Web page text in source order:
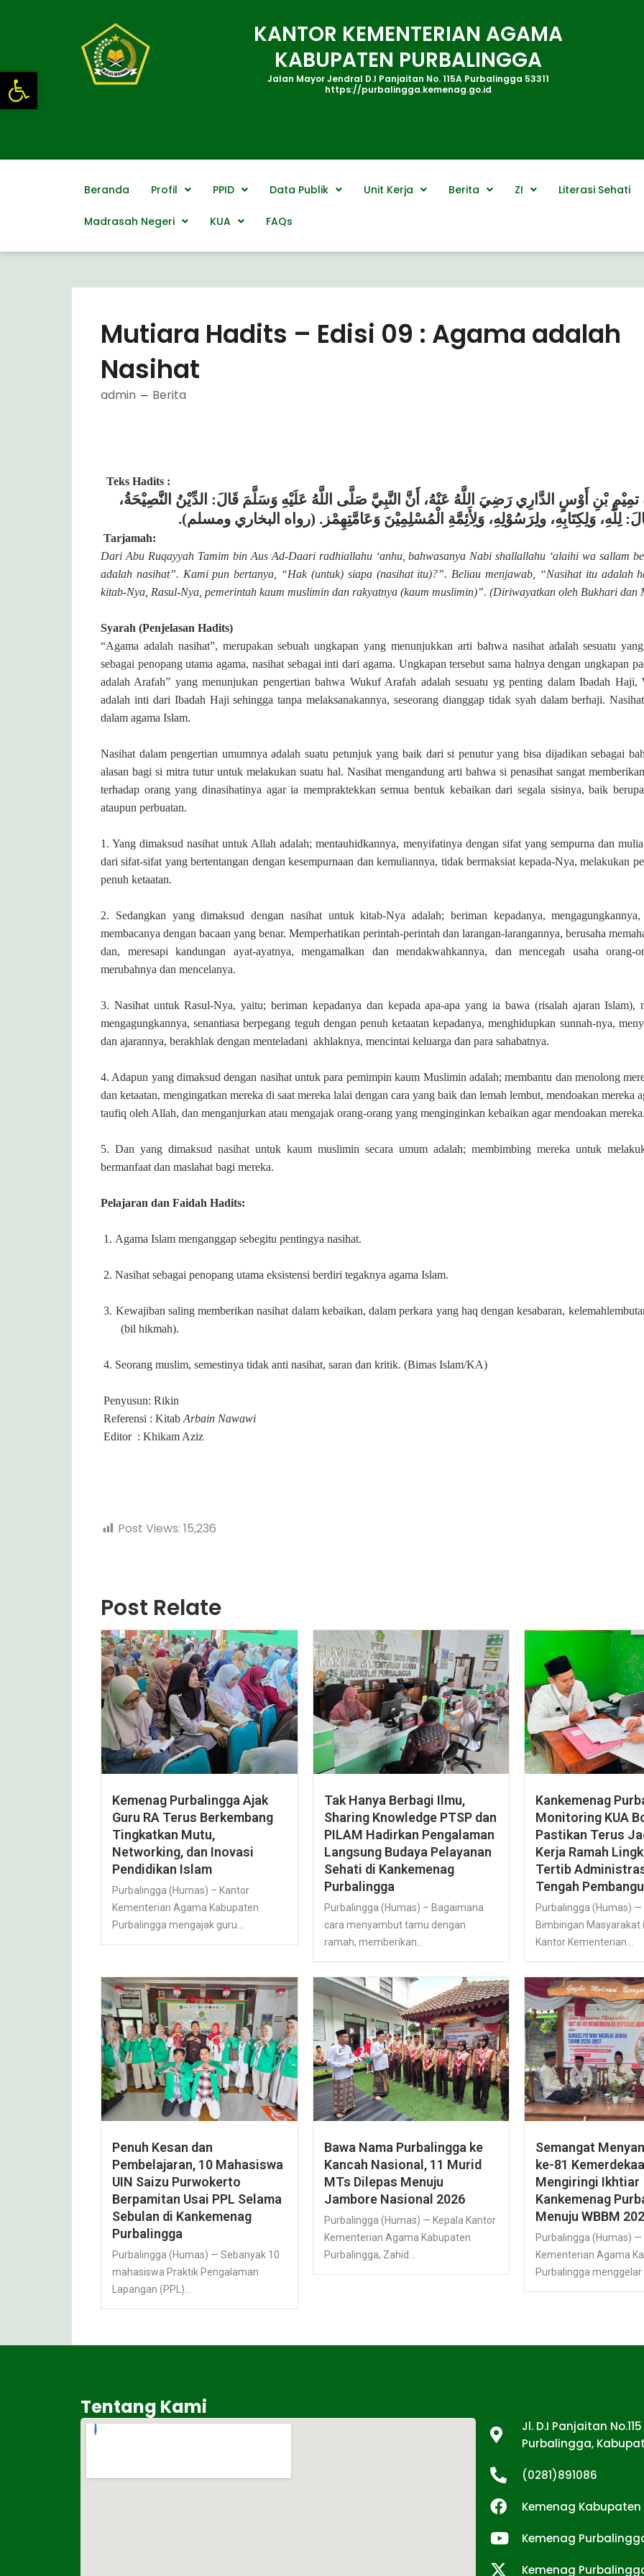
Open toolbar
KANTOR KEMENTERIAN AGAMA
KABUPATEN PURBALINGGA
Jalan Mayor Jendral D.I Panjaitan No. 115A Purbalingga 53311
https://purbalingga.kemenag.go.id
Beranda Profil PPID Data Publik Unit Kerja Berita ZI Literasi Sehati
Madrasah Negeri KUA FAQs
Mutiara Hadits – Edisi 09 : Agama adalah
Nasihat
admin Berita
Teks Hadits :
بْنِ أَوْسٍ الدَّارِي رَضِيَ اللَّهُ عَنْهُ، أَنَّ النَّبِيَّ صَلَّى اللَّهُ عَلَيْهِ وَسَلَّمَ قَالَ: الدِّيْنُ النَّصِيْحَةُ،
لِلَّهِ، وَلِكِتَابِهِ، ولِرَسُوْلِهِ، وَلِأَئِمَّةِ الْمُسْلِمِيْنَ وَعَامَّتِهِمْز. (رواه البخاري ومسلم).
Tarjamah:
Dari Abu Ruqayyah Tamim bin Aus Ad-Daari radhiallahu ‘anhu, bahwasanya Nabi shallallahu ‘alaihi wa sallam
adalah nasihat”. Kami pun bertanya, “Hak (untuk) siapa (nasihat itu)?”. Beliau menjawab, “Nasihat itu adalah
kitab-Nya, Rasul-Nya, pemerintah kaum muslimin dan rakyatnya (kaum muslimin)”. (Diriwayatkan oleh Bukhari dan
Syarah (Penjelasan Hadits)
“Agama adalah nasihat”, merupakan sebuah ungkapan yang menunjukkan arti bahwa nasihat adalah sesuatu
sebagai penopang utama agama, nasihat sebagai inti dari agama. Ungkapan tersebut sama halnya dengan ungkapan
adalah Arafah” yang menunjukan pengertian bahwa Wukuf Arafah adalah sesuatu yg penting dalam Ibadah
adalah inti dari Ibadah Haji sehingga tanpa melaksanakannya, seseorang dianggap tidak syah dalam berhaji.
dalam agama Islam.
Nasihat dalam pengertian umumnya adalah suatu petunjuk yang baik dari si penutur yang bisa dijadikan sebagai
alasan bagi si mitra tutur untuk melakukan suatu hal. Nasihat mengandung arti bahwa si penasihat sangat
terhadap orang yang dinasihatinya agar ia mempraktekkan semua bentuk kebaikan dari segala sisinya, baik
ataupun perbuatan.
1. Yang dimaksud nasihat untuk Allah adalah; mentauhidkannya, menyifatinya dengan sifat yang sempurna dan
dari sifat-sifat yang bertentangan dengan kesempurnaan dan kemuliannya, tidak bermaksiat kepada-Nya, melakukan
penuh ketaatan.
2. Sedangkan yang dimaksud dengan nasihat untuk kitab-Nya adalah; beriman kepadanya, mengagungkannya,
membacanya dengan bacaan yang benar. Memperhatikan perintah-perintah dan larangan-larangannya, berusaha
dan, meresapi kandungan ayat-ayatnya, mengamalkan dan mendakwahkannya, dan mencegah usaha orang-
merubahnya dan mencelanya.
3. Nasihat untuk Rasul-Nya, yaitu; beriman kepadanya dan kepada apa-apa yang ia bawa (risalah ajaran Islam),
mengagungkannya, senantiasa berpegang teguh dengan penuh ketaatan kepadanya, menghidupkan sunnah-nya,
dan ajarannya, berakhlak dengan menteladani akhlaknya, mencintai keluarga dan para sahabatnya.
4. Adapun yang dimaksud dengan nasihat untuk para pemimpin kaum Muslimin adalah; membantu dan menolong
dan ketaatan, mengingatkan mereka di saat mereka lalai dengan cara yang baik dan lemah lembut, mendoakan mereka
taufiq oleh Allah, dan menganjurkan atau mengajak orang-orang yang menginginkan kebaikan agar mendoakan mereka.
5. Dan yang dimaksud nasihat untuk kaum muslimin secara umum adalah; membimbing mereka untuk
bermanfaat dan maslahat bagi mereka.
Pelajaran dan Faidah Hadits:
1. Agama Islam menganggap sebegitu pentingya nasihat.
2. Nasihat sebagai penopang utama eksistensi berdiri tegaknya agama Islam.
3. Kewajiban saling memberikan nasihat dalam kebaikan, dalam perkara yang haq dengan kesabaran,
(bil hikmah).
4. Seorang muslim, semestinya tidak anti nasihat, saran dan kritik.(Bimas Islam/KA)
Penyusun: Rikin
Referensi : KitabArbain Nawawi
Editor : Khikam Aziz
Post Views: 15,236
Post Relate
Kemenag Purbalingga Ajak
Guru RA Terus Berkembang
Tingkatkan Mutu,
Networking, dan Inovasi
Pendidikan Islam
Purbalingga (Humas) – Kantor
Kementerian Agama Kabupaten
Purbalingga mengajak guru...
Tak Hanya Berbagi Ilmu,
Sharing Knowledge PTSP dan
PILAM Hadirkan Pengalaman
Langsung Budaya Pelayanan
Sehati di Kankemenag
Purbalingga
Purbalingga (Humas) – Bagaimana
cara menyambut tamu dengan
ramah, memberikan...
Kankemenag
Monitoring KUA
Pastikan Terus
Kerja Ramah
Tertib
Tengah
Purbalingga (Humas) —
Bimbingan Masyarakat
Kantor Kementerian...
Penuh Kesan dan
Pembelajaran, 10 Mahasiswa
UIN Saizu Purwokerto
Berpamitan Usai PPL Selama
Sebulan di Kankemenag
Purbalingga
Purbalingga (Humas) — Sebanyak 10
mahasiswa Praktik Pengalaman
Lapangan (PPL)...
Bawa Nama Purbalingga ke
Kancah Nasional, 11 Murid
MTs Dilepas Menuju
Jambore Nasional 2026
Purbalingga (Humas) — Kepala Kantor
Kementerian Agama Kabupaten
Purbalingga, Zahid...
Semangat
ke-81
Mengiringi Ikhtiar
Kankemenag
Menuju WBBM
Purbalingga (Humas) —
Kementerian Agama
Purbalingga menggelar
Tentang Kami
Jl. D.I Panjaitan
Purbalingga,
(0281)891086
Kemenag
Kemenag
Kemenag